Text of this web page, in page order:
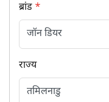
ब्रांड *
राज्य